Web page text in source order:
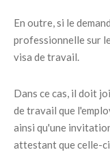
En outre, si le
professionnelle sur
visa de travail.
Dans ce cas, il doit
de travail que
ainsi qu'une
attestant que celle-